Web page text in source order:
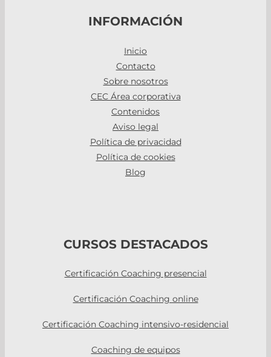
INFORMACIÓN
Inicio
Contacto
Sobre nosotros
CEC Área corporativa
Contenidos
Aviso legal
Política de privacidad
Política de cookies
Blog
CURSOS DESTACADOS
Certificación Coaching presencial
Certificación Coaching online
Certificación Coaching intensivo-residencial
Coaching de equipos